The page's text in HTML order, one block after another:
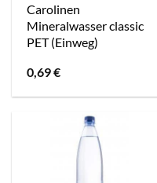
Carolinen
Mineralwasser classic
PET (Einweg)
0,69€